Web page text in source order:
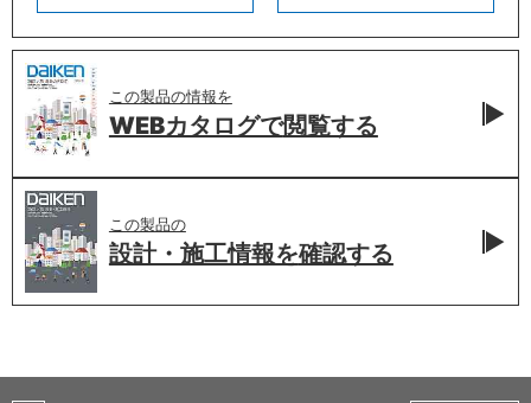
この製品の情報を
WEBカタログで閲覧する
この製品の
設計・施工情報を確認する